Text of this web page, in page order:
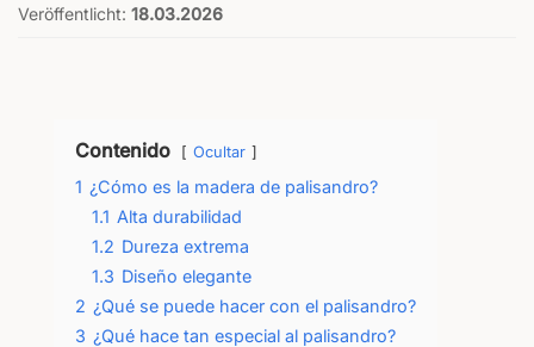
Veröffentlicht: 18.03.2026
Contenido Ocultar
1 ¿Cómo es la madera de palisandro?
1.1 Alta durabilidad
1.2 Dureza extrema
1.3 Diseño elegante
2 ¿Qué se puede hacer con el palisandro?
3 ¿Qué hace tan especial al palisandro?